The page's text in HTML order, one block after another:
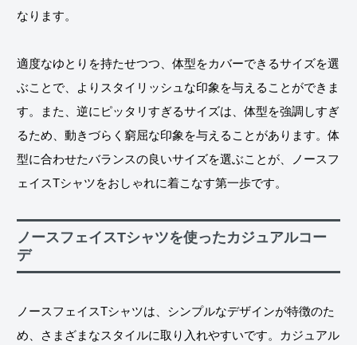
なります。
適度なゆとりを持たせつつ、体型をカバーできるサイズを選
ぶことで、よりスタイリッシュな印象を与えることができま
す。また、逆にピッタリすぎるサイズは、体型を強調しすぎ
るため、動きづらく窮屈な印象を与えることがあります。体
型に合わせたバランスの良いサイズを選ぶことが、ノースフ
ェイスTシャツをおしゃれに着こなす第一歩です。
ノースフェイスTシャツを使ったカジュアルコー
デ
ノースフェイスTシャツは、シンプルなデザインが特徴のた
め、さまざまなスタイルに取り入れやすいです。カジュアル